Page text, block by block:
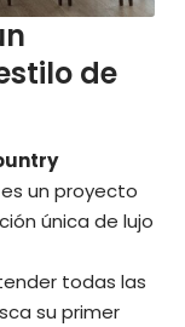
de
un proyecto
única de lujo
todas las
su primer